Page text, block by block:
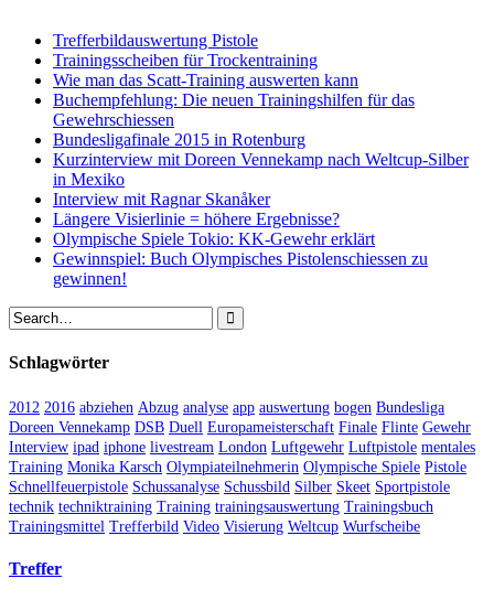
Trefferbildauswertung Pistole
Trainingsscheiben für Trockentraining
Wie man das Scatt-Training auswerten kann
Buchempfehlung: Die neuen Trainingshilfen für das
Gewehrschiessen
Bundesligafinale 2015 in Rotenburg
Kurzinterview mit Doreen Vennekamp nach Weltcup-Silber
in Mexiko
Interview mit Ragnar Skanåker
Längere Visierlinie = höhere Ergebnisse?
Olympische Spiele Tokio: KK-Gewehr erklärt
Gewinnspiel: Buch Olympisches Pistolenschiessen zu
gewinnen!
Schlagwörter
2012 2016 abziehen Abzug analyse app auswertung bogen Bundesliga
Doreen Vennekamp DSB Duell Europameisterschaft Finale Flinte Gewehr
Interview ipad iphone livestream London Luftgewehr Luftpistole mentales
Training Monika Karsch Olympiateilnehmerin Olympische Spiele Pistole
Schnellfeuerpistole Schussanalyse Schussbild Silber Skeet Sportpistole
technik techniktraining Training trainingsauswertung Trainingsbuch
Trainingsmittel Trefferbild Video Visierung Weltcup Wurfscheibe
Treffer